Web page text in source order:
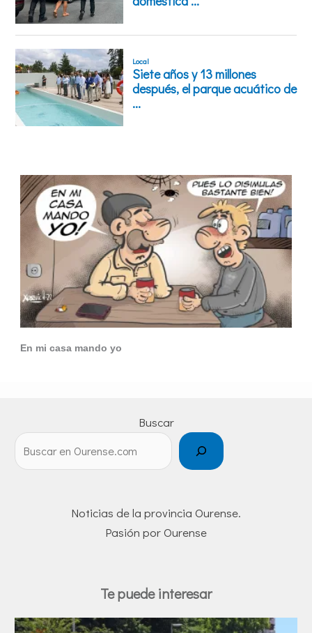
En mi casa mando yo
Buscar
Noticias de la provincia Ourense.
Pasión por Ourense
Te puede interesar